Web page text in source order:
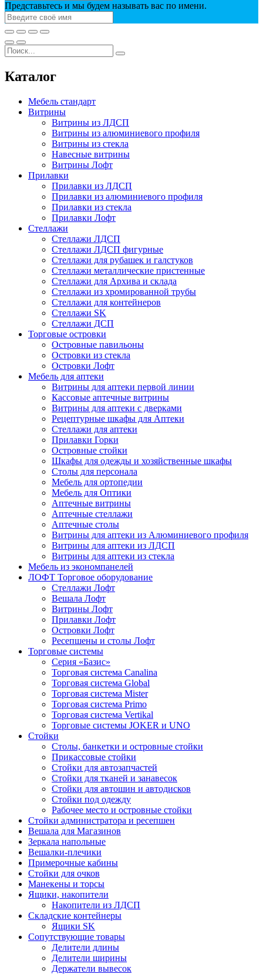
Представьтесь и мы будем называть вас по имени.
Каталог
Мебель стандарт
Витрины
Витрины из ЛДСП
Витрины из алюминиевого профиля
Витрины из стекла
Навесные витрины
Витрины Лофт
Прилавки
Прилавки из ЛДСП
Прилавки из алюминиевого профиля
Прилавки из стекла
Прилавки Лофт
Стеллажи
Стеллажи ЛДСП
Стеллажи ЛДСП фигурные
Стеллажи для рубашек и галстуков
Стеллажи металлические пристенные
Стеллажи для Архива и склада
Стеллажи из хромированной трубы
Стеллажи для контейнеров
Стеллажи SK
Стеллажи ДСП
Торговые островки
Островные павильоны
Островки из стекла
Островки Лофт
Мебель для аптеки
Витрины для аптеки первой линии
Кассовые аптечные витрины
Витрины для аптеки с дверками
Рецептурные шкафы для Аптеки
Стеллажи для аптеки
Прилавки Горки
Островные стойки
Шкафы для одежды и хозяйственные шкафы
Столы для персонала
Мебель для ортопедии
Мебель для Оптики
Аптечные витрины
Аптечные стеллажи
Аптечные столы
Витрины для аптеки из Алюминиевого профиля
Витрины для аптеки из ЛДСП
Витрины для аптеки из стекла
Мебель из экономпанелей
ЛОФТ Торговое оборудование
Стеллажи Лофт
Вешала Лофт
Витрины Лофт
Прилавки Лофт
Островки Лофт
Ресепшены и столы Лофт
Торговые системы
Серия «Базис»
Торговая система Canalina
Торговая система Global
Торговая система Mister
Торговая система Primo
Торговая система Vertikal
Торговые системы JOKER и UNO
Стойки
Столы, банкетки и островные стойки
Прикассовые стойки
Стойки для автозапчастей
Стойки для тканей и занавесок
Стойки для автошин и автодисков
Стойки под одежду
Рабочее место и островные стойки
Стойки администратора и ресепшен
Вешала для Магазинов
Зеркала напольные
Вешалки-плечики
Примерочные кабины
Стойки для очков
Манекены и торсы
Ящики, накопители
Накопители из ЛДСП
Складские контейнеры
Ящики SK
Сопутствующие товары
Делители длины
Делители ширины
Держатели вывесок